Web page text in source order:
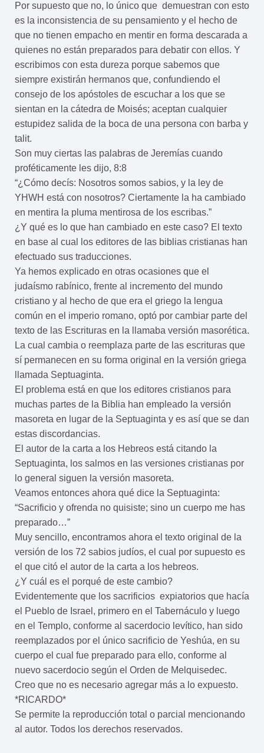
Por supuesto que no, lo único que demuestran con esto
es la inconsistencia de su pensamiento y el hecho de
que no tienen empacho en mentir en forma descarada a
quienes no están preparados para debatir con ellos. Y
escribimos con esta dureza porque sabemos que
siempre existirán hermanos que, confundiendo el
consejo de los apóstoles de escuchar a los que se
sientan en la cátedra de Moisés; aceptan cualquier
estupidez salida de la boca de una persona con barba y
talit.
Son muy ciertas las palabras de Jeremías cuando
proféticamente les dijo, 8:8
“¿Cómo decís: Nosotros somos sabios, y la ley de
YHWH está con nosotros? Ciertamente la ha cambiado
en mentira la pluma mentirosa de los escribas.”
¿Y qué es lo que han cambiado en este caso? El texto
en base al cual los editores de las biblias cristianas han
efectuado sus traducciones.
Ya hemos explicado en otras ocasiones que el
judaísmo rabínico, frente al incremento del mundo
cristiano y al hecho de que era el griego la lengua
común en el imperio romano, optó por cambiar parte del
texto de las Escrituras en la llamaba versión masorética.
La cual cambia o reemplaza parte de las escrituras que
sí permanecen en su forma original en la versión griega
llamada Septuaginta.
El problema está en que los editores cristianos para
muchas partes de la Biblia han empleado la versión
masoreta en lugar de la Septuaginta y es así que se dan
estas discordancias.
El autor de la carta a los Hebreos está citando la
Septuaginta, los salmos en las versiones cristianas por
lo general siguen la versión masoreta.
Veamos entonces ahora qué dice la Septuaginta:
“Sacrificio y ofrenda no quisiste; sino un cuerpo me has
preparado…”
Muy sencillo, encontramos ahora el texto original de la
versión de los 72 sabios judíos, el cual por supuesto es
el que citó el autor de la carta a los hebreos.
¿Y cuál es el porqué de este cambio?
Evidentemente que los sacrificios expiatorios que hacía
el Pueblo de Israel, primero en el Tabernáculo y luego
en el Templo, conforme al sacerdocio levítico, han sido
reemplazados por el único sacrificio de Yeshúa, en su
cuerpo el cual fue preparado para ello, conforme al
nuevo sacerdocio según el Orden de Melquisedec.
Creo que no es necesario agregar más a lo expuesto.
*RICARDO*
Se permite la reproducción total o parcial mencionando
al autor. Todos los derechos reservados.